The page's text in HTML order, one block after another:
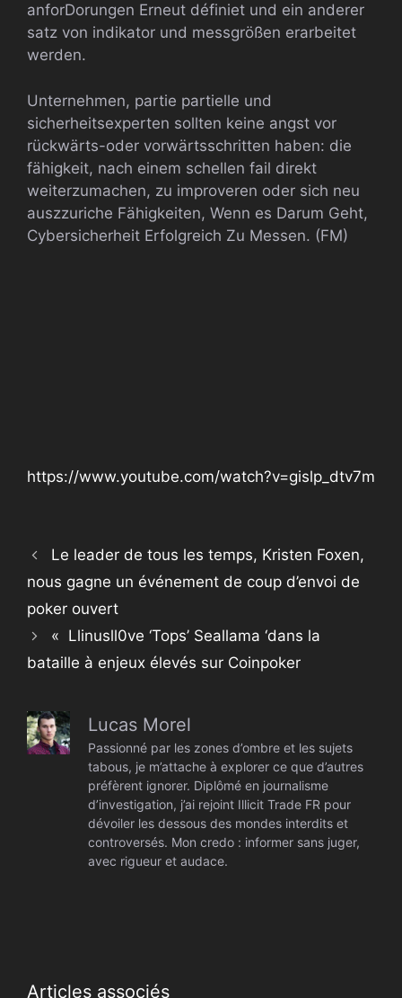
anforDorungen Erneut définiet und ein anderer
satz von indikator und messgrößen erarbeitet
werden.
Unternehmen, partie partielle und
sicherheitsexperten sollten keine angst vor
rückwärts-oder vorwärtsschritten haben: die
fähigkeit, nach einem schellen fail direkt
weiterzumachen, zu improveren oder sich neu
auszzuriche Fähigkeiten, Wenn es Darum Geht,
Cybersicherheit Erfolgreich Zu Messen. (FM)
https://www.youtube.com/watch?v=gislp_dtv7m
Le leader de tous les temps, Kristen Foxen,
nous gagne un événement de coup d’envoi de
poker ouvert
« Llinusll0ve ‘Tops’ Seallama ‘dans la
bataille à enjeux élevés sur Coinpoker
Lucas Morel
Passionné par les zones d’ombre et les sujets
tabous, je m’attache à explorer ce que d’autres
préfèrent ignorer. Diplômé en journalisme
d’investigation, j’ai rejoint Illicit Trade FR pour
dévoiler les dessous des mondes interdits et
controversés. Mon credo : informer sans juger,
avec rigueur et audace.
Articles associés